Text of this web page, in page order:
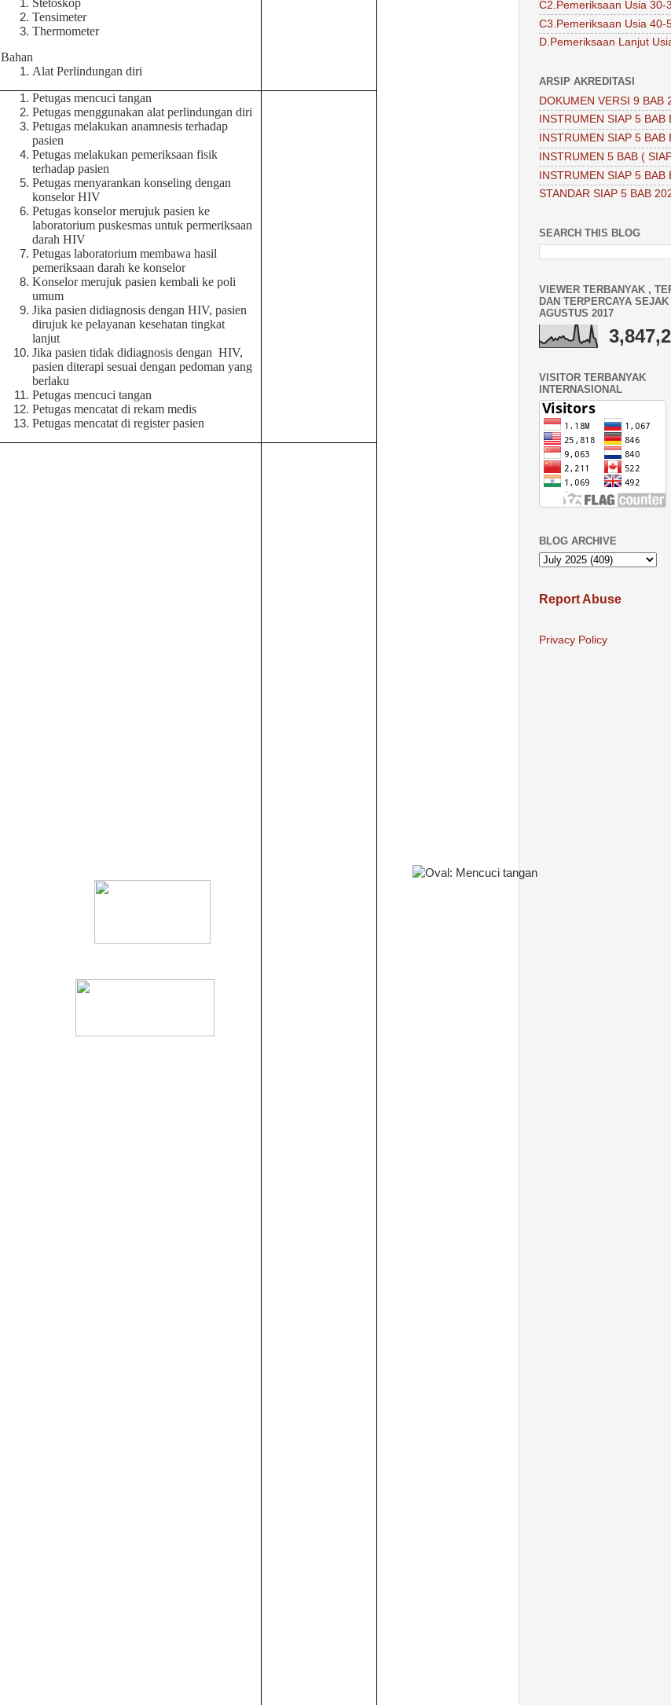
Stetoskop
Tensimeter
Thermometer
Bahan
Alat Perlindungan diri
Petugas mencuci tangan
Petugas menggunakan alat perlindungan diri
Petugas melakukan anamnesis terhadap
pasien
Petugas melakukan pemeriksaan fisik
terhadap pasien
Petugas menyarankan konseling dengan
konselor HIV
Petugas konselor merujuk pasien ke
laboratorium puskesmas untuk permeriksaan
darah HIV
Petugas laboratorium membawa hasil
pemeriksaan darah ke konselor
Konselor merujuk pasien kembali ke poli
umum
Jika pasien didiagnosis dengan HIV, pasien
dirujuk ke pelayanan kesehatan tingkat
lanjut
Jika pasien tidak didiagnosis dengan HIV,
pasien diterapi sesuai dengan pedoman yang
berlaku
Petugas mencuci tangan
Petugas mencatat di rekam medis
Petugas mencatat di register pasien
C2.Pemeriksaan Usia 30-
C3.Pemeriksaan Usia 40-
D.Pemeriksaan Lanjut
ARSIP AKREDITASI
DOKUMEN VERSI 9 BAB
INSTRUMEN SIAP 5 BAB
INSTRUMEN SIAP 5 BAB
INSTRUMEN 5 BAB (
INSTRUMEN SIAP 5 BAB
STANDAR SIAP 5 BAB
SEARCH THIS BLOG
VIEWER TERBANYAK ,
DAN TERPERCAYA SEJAK
AGUSTUS 2017
VISITOR TERBANYAK
INTERNASIONAL
BLOG ARCHIVE
Report Abuse
Privacy Policy